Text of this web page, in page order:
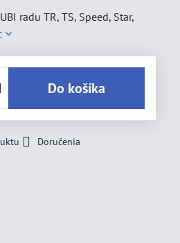
radu TR, TS, Speed, Star,
Do košíka
Doručenia